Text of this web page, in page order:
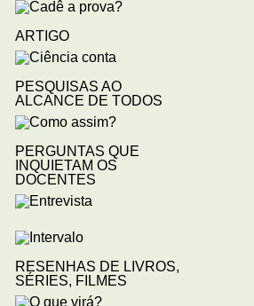
ARTIGO
PESQUISAS AO
ALCANCE DE TODOS
PERGUNTAS QUE
INQUIETAM OS
DOCENTES
RESENHAS DE LIVROS,
SÉRIES, FILMES